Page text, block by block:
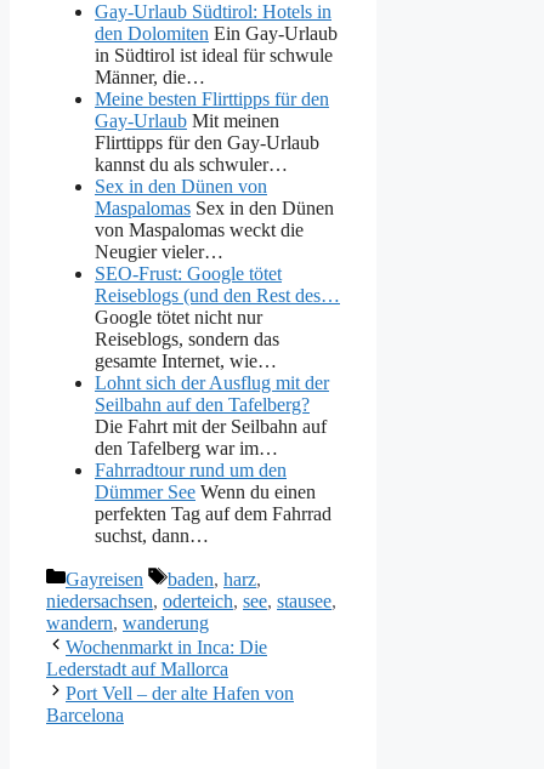
Gay-Urlaub Südtirol: Hotels in
den Dolomiten Ein Gay-Urlaub
in Südtirol ist ideal für schwule
Männer, die…
Meine besten Flirttipps für den
Gay-Urlaub Mit meinen
Flirttipps für den Gay-Urlaub
kannst du als schwuler…
Sex in den Dünen von
Maspalomas Sex in den Dünen
von Maspalomas weckt die
Neugier vieler…
SEO-Frust: Google tötet
Reiseblogs (und den Rest des…
Google tötet nicht nur
Reiseblogs, sondern das
gesamte Internet, wie…
Lohnt sich der Ausflug mit der
Seilbahn auf den Tafelberg?
Die Fahrt mit der Seilbahn auf
den Tafelberg war im…
Fahrradtour rund um den
Dümmer See Wenn du einen
perfekten Tag auf dem Fahrrad
suchst, dann…
Kategorien
Gayreisen Schlagwörter
baden, harz,
niedersachsen, oderteich, see, stausee,
wandern, wanderung
Wochenmarkt in Inca: Die
Lederstadt auf Mallorca
Port Vell – der alte Hafen von
Barcelona